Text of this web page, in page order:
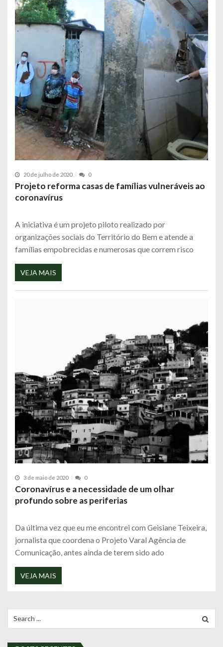
20 de julho de 2020 0
Projeto reforma casas de famílias vulneráveis ao
coronavírus
A iniciativa é um projeto piloto realizado por
organizações sociais do Território do Bem e atende a
famílias empobrecidas e numerosas que correm risco
VEJA MAIS
3 de maio de 2020 0
Coronavírus e a necessidade de um olhar
profundo sobre as periferias
Da última vez que eu me encontrei com Geisiane Teixeira,
jornalista que coordena o Projeto Varal Agência de
Comunicação, antes ainda de terem sido ado
VEJA MAIS
for: